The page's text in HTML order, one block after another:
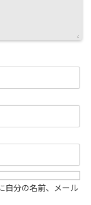
自分の名前、メール